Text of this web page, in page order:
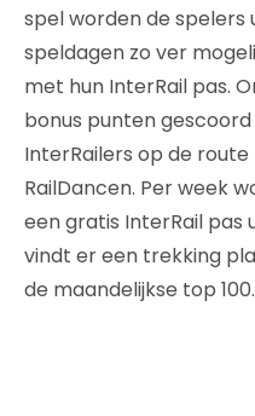
spel worden de spelers
speldagen zo ver
met hun InterRail pas.
bonus punten
InterRailers op de
RailDancen. Per week
een gratis InterRail pas
vindt er een trekking
de maandelijkse top 100.